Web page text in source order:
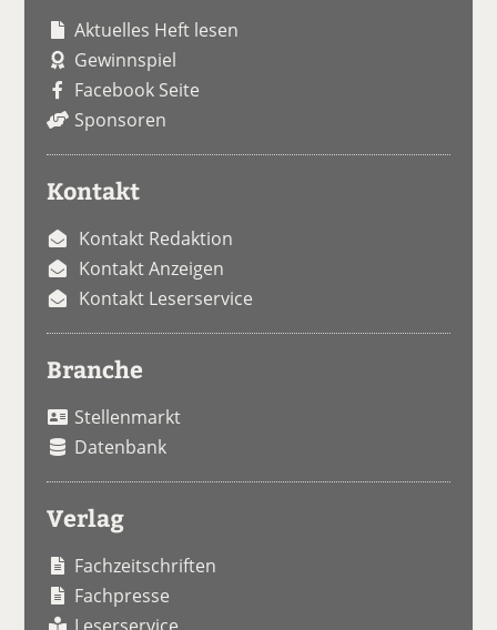
Aktuelles Heft lesen
Gewinnspiel
Facebook Seite
Sponsoren
Kontakt
Kontakt Redaktion
Kontakt Anzeigen
Kontakt Leserservice
Branche
Stellenmarkt
Datenbank
Verlag
Fachzeitschriften
Fachpresse